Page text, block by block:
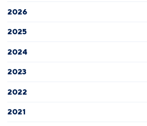
2026
2025
2024
2023
2022
2021